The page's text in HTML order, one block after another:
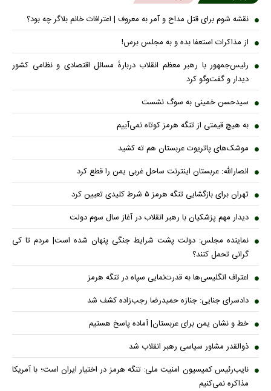
نقشه شوم برای قتل مداح و آمر به معروف | اعترافات خانم بلاگر چه بود؟
از مذاکرات استعفا بده و به مجلس برس!
رئیس‌جمهور با رهبر معظم انقلاب دربارهٔ مسائل اقتصادی و نظامی کشور
دیدار و گفت‌و‌گو کرد
سیدحسن خمینی به سوگ نشست
به هیچ قیمتی از تنگه هرمز کوتاه نمی‌آییم
موشک‌های پاتریوت عربستان هم ته‌ کشید
انصارالله: عربستان اینترنت ساحل غربی یمن را قطع کرد
تهران برای بازگشایی تنگه هرمز ۵ شرط کلیدی تعیین کرد
دیدار مهم پزشکیان با رهبر انقلاب در آغاز سال سوم دولت
نماینده مجلس: دولت پشت شرایط جنگی پنهان شده است| مردم تا کی
گرانی تحمل کنند؟
اعتراف انگلیسی‌ها به قدرت‌نمایی سپاه در تنگه هرمز
دادسرای جنایی: جنازه حمیدرضا رجب‌زاده کشف شد
خط و نشان یمن برای عربستان| آماده پاسخ هستیم
ذوالقدر مشاور سیاسی رهبر انقلاب شد
نایب‌رئیس کمیسیون امنیت ملی: تنگه هرمز در اختیار ایران است؛ با آمریکا
مذاکره نمی‌کنیم